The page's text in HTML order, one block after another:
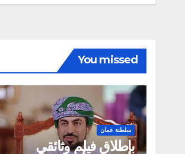
You missed
سلطنة عمان
بإطلاق فيلم وثائقي